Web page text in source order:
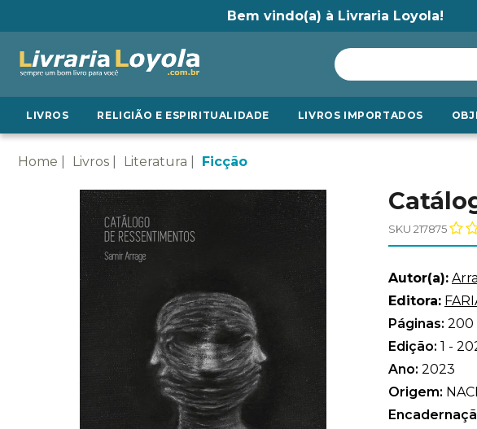
Bem vindo(a) à Livraria Loyola!
LIVROS RELIGIÃO E ESPIRITUALIDADE LIVROS IMPORTADOS
Home Livros Literatura Ficção
SKU 217875
Autor(a):
Editora:
Páginas: 200
Edição: 1 -
Ano: 2023
Origem: